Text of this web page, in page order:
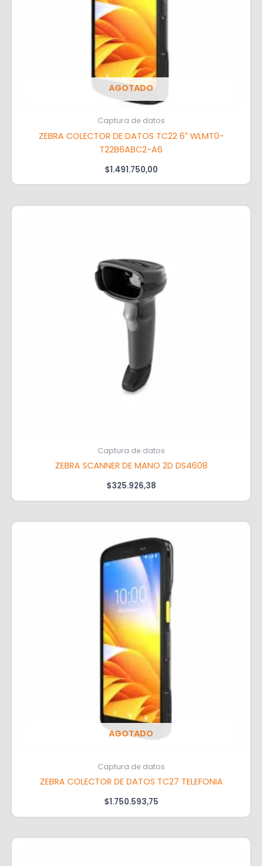
AGOTADO
Captura de datos
ZEBRA COLECTOR DE DATOS TC22 6″ WLMT0-
T22B6ABC2-A6
$1.491.750,00
Captura de datos
ZEBRA SCANNER DE MANO 2D DS4608
$325.926,38
AGOTADO
Captura de datos
ZEBRA COLECTOR DE DATOS TC27 TELEFONIA
$1.750.593,75